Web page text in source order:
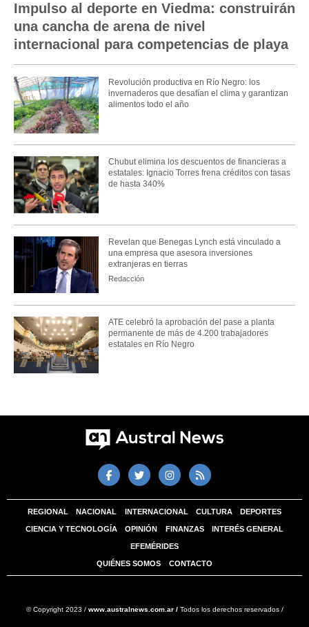
Impulso al deporte en Viedma: construirán
una cancha de arena de nivel
internacional para competencias de playa
Revolución productiva en Río Negro: los
invernaderos que desafían el clima y garantizan
alimentos todo el año
Chubut elimina los descuentos de financieras a
estatales: Ignacio Torres frena créditos con tasas
de hasta 340%
Revelan que Benegas Lynch está vinculado a
una empresa que asesora inversiones
extranjeras en tierras
Redacción
ATE celebró la aprobación del pase a planta
permanente de más de 4.200 trabajadores
estatales en Río Negro
REGIONAL NACIONAL INTERNACIONAL CULTURA DEPORTES
CIENCIA Y TECNOLOGÍA OPINIÓN FINANZAS INTERÉS GENERAL
EFEMÉRIDES
QUIÉNES SOMOS CONTACTO
© Copyright 2023 / www.australnews.com.ar /Todos los derechos reservados /